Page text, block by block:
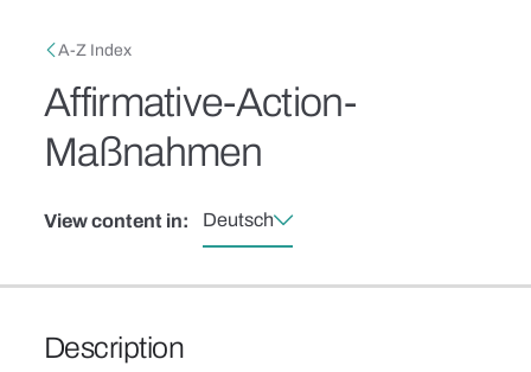
Breadcrumb
A-Z Index
Affirmative-Action-
Maßnahmen
View content in: Deutsch
Description